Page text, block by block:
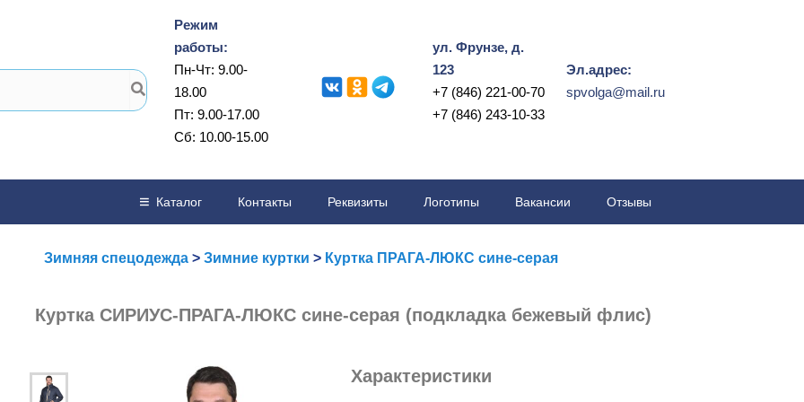
Режим
работы:
Пн-Чт: 9.00-
18.00
Пт: 9.00-17.00
Сб: 10.00-15.00
ул. Фрунзе, д.
123
+7 (846) 221-00-70
+7 (846) 243-10-33
Эл.адрес:
spvolga@mail.ru
Каталог Контакты Реквизиты Логотипы Вакансии Отзывы
Зимняя спецодежда > Зимние куртки > Куртка ПРАГА-ЛЮКС сине-серая
Куртка СИРИУС-ПРАГА-ЛЮКС сине-серая (подкладка бежевый флис)
Характеристики